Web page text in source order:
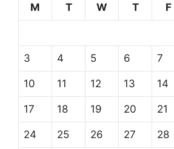
M
T W T F
3 4 5 6 7
10 11 12 13 14
17 18 19 20 21
24 25 26 27 28